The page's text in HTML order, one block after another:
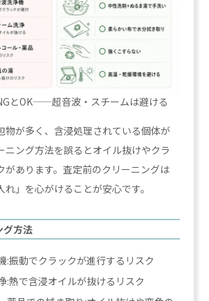
とOK——超音波・スチームは避ける
物が多く、含浸処理されている個体が
ニング方法を誤るとオイル抜けやクラ
があります。査定前のクリーニングは
れ」を心がけることが安心です。
グ方法
:振動でクラックが進行するリスク
:熱で含浸オイルが抜けるリスク